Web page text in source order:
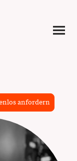
anfordern